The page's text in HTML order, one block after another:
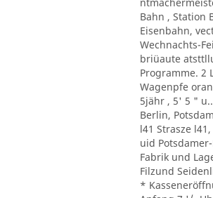
Bahn , Station
Eisenbahn,
Wechnachts-
briüaute
Programme. 2
Wagenpfe
5jähr , 5' 5 "
Berlin,
l41 Strasze
uid
Fabrik und
Filzund
*